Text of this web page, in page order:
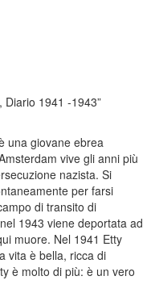
Diario 1941 -1943”
una giovane ebrea
vive gli anni più
nazista. Si
per farsi
di transito di
1943 viene deportata ad
muore. Nel 1941 Etty
vita è bella, ricca di
è molto di più: è un vero